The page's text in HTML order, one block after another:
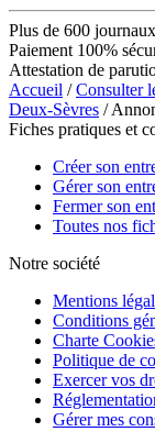
Plus de 600
Paiement 100%
Attestation de
Accueil /Consulter
Deux-Sèvres /
Fiches pratiques et
Créer son
Gérer son
Fermer son
Toutes nos
Notre société
Mentions
Conditions
Charte
Politique de
Exercer vos
Gérer mes